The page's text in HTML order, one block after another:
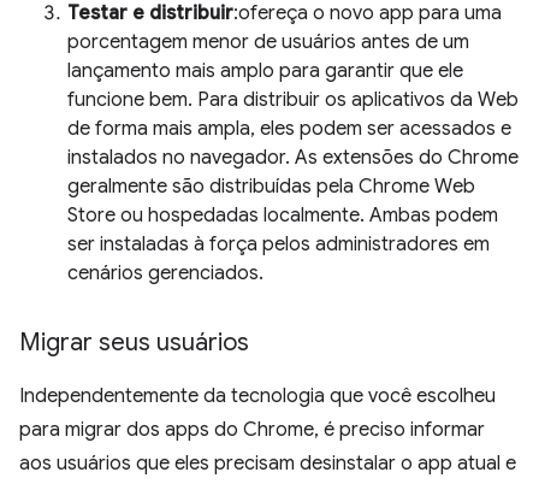
Testar e distribuir:ofereça o novo app para uma
porcentagem menor de usuários antes de um
lançamento mais amplo para garantir que ele
funcione bem. Para distribuir os aplicativos da Web
de forma mais ampla, eles podem ser acessados e
instalados no navegador. As extensões do Chrome
geralmente são distribuídas pela Chrome Web
Store ou hospedadas localmente. Ambas podem
ser instaladas à força pelos administradores em
cenários gerenciados.
Migrar seus usuários
Independentemente da tecnologia que você escolheu
para migrar dos apps do Chrome, é preciso informar
aos usuários que eles precisam desinstalar o app atual e